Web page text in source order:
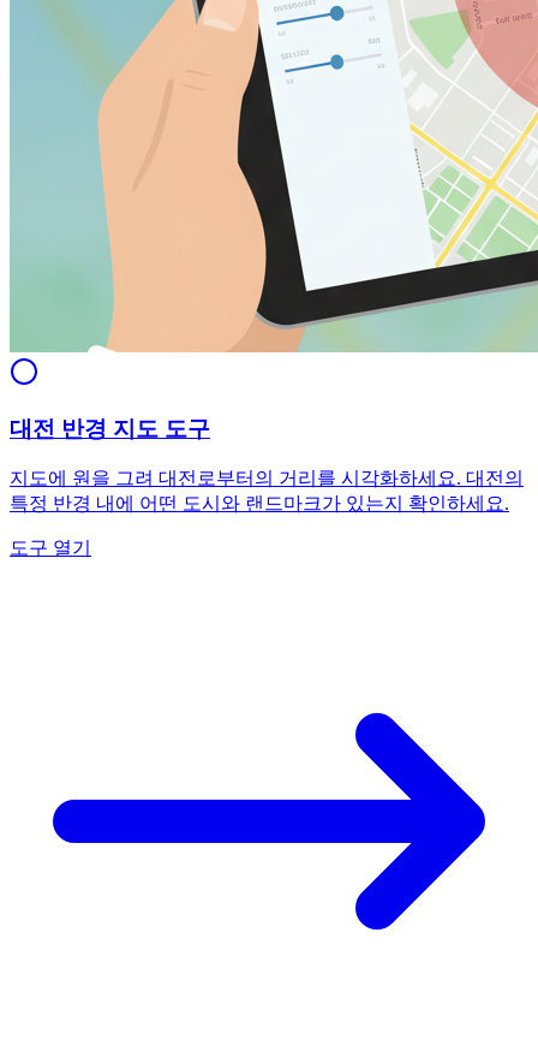
대전 반경 지도 도구
지도에 원을 그려 대전로부터의 거리를 시각화하세요. 대전의
특정 반경 내에 어떤 도시와 랜드마크가 있는지 확인하세요.
도구 열기